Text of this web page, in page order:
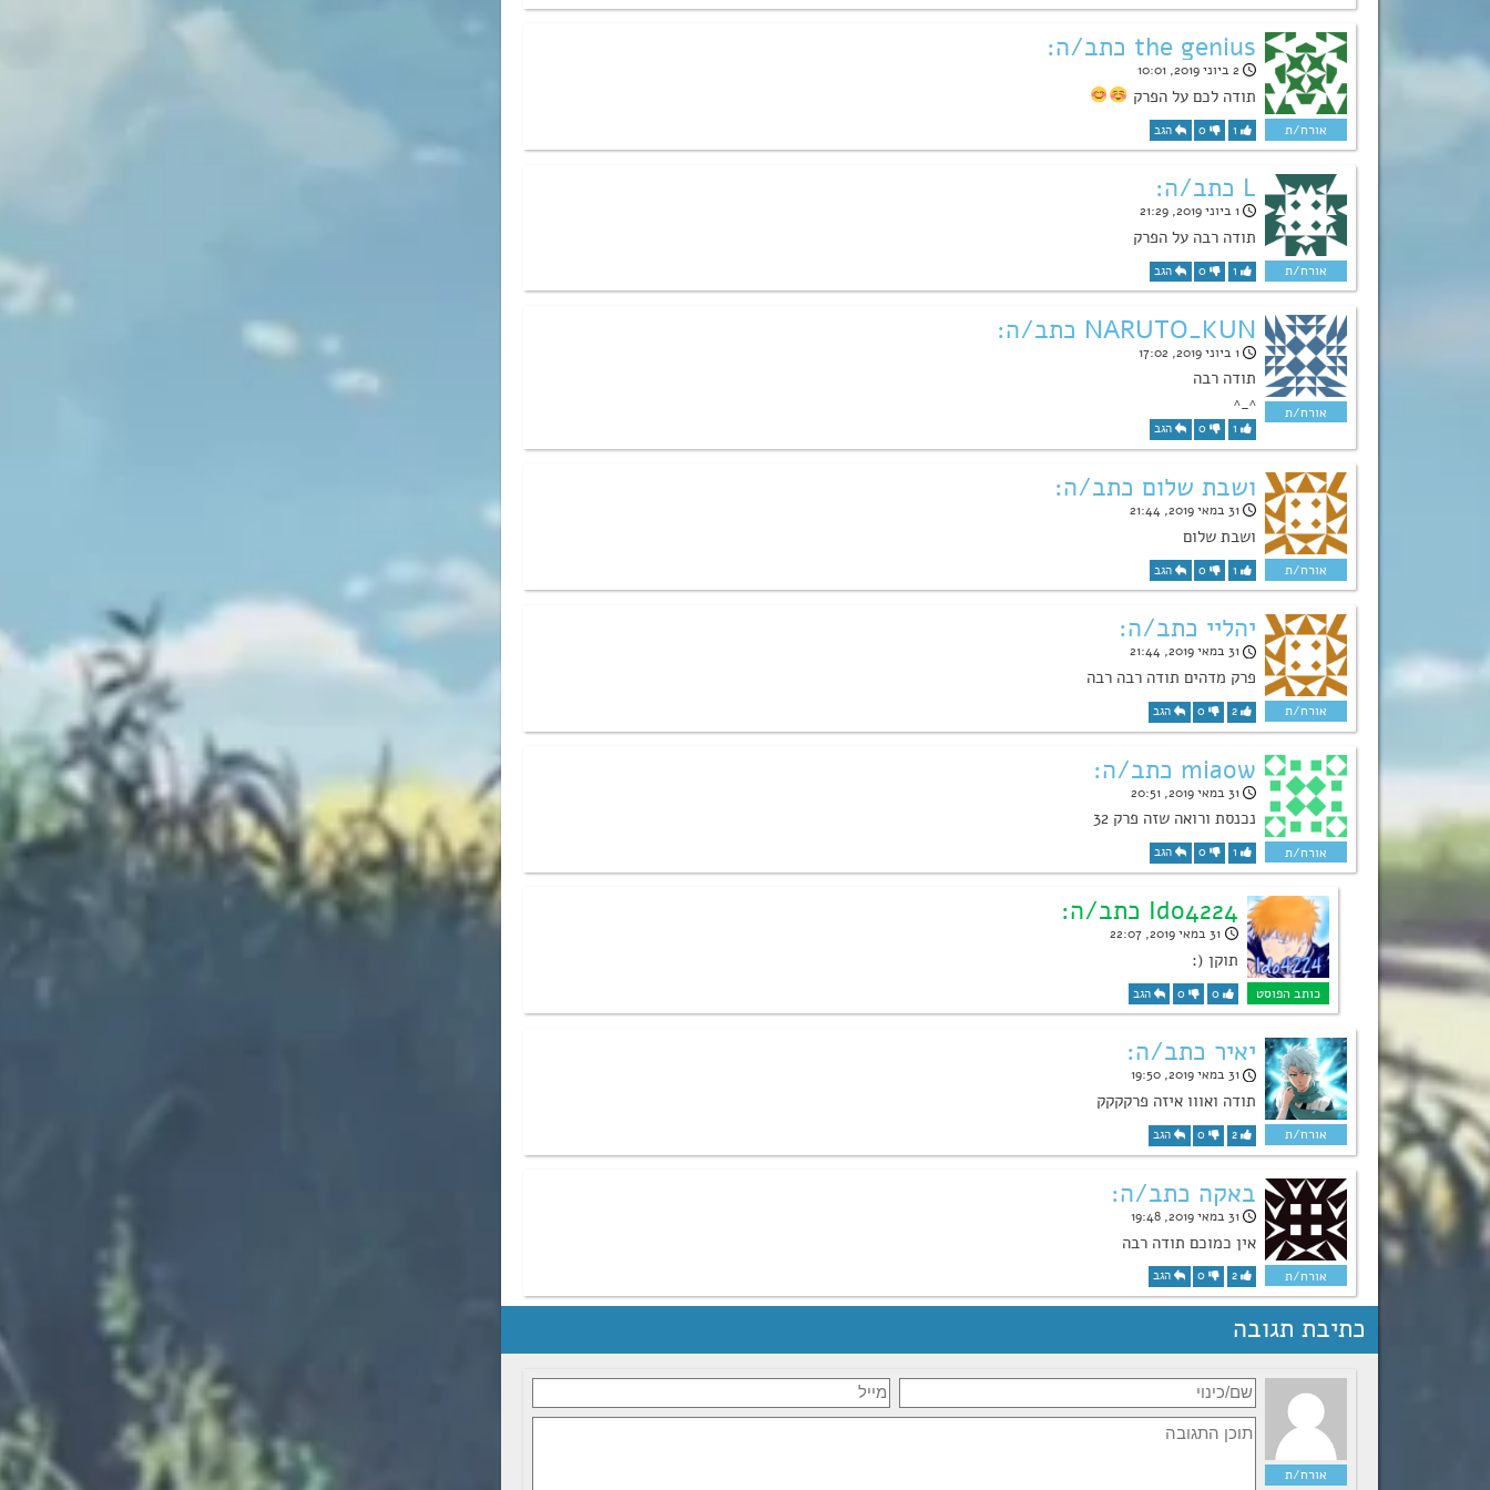
the genius כתב/ה:
2 ביוני 2019, 10:01
תודה לכם על הפרק
1
0 הגב
L כתב/ה:
1 ביוני 2019, 21:29
תודה רבה על הפרק
1
0 הגב
NARUTO_KUN כתב/ה:
1 ביוני 2019, 17:02
תודה רבה
^_^
1
0 הגב
ושבת שלום כתב/ה:
31 במאי 2019, 21:44
ושבת שלום
1
0 הגב
יהליי כתב/ה:
31 במאי 2019, 21:44
פרק מדהים תודה רבה רבה
2
0 הגב
miaow כתב/ה:
31 במאי 2019, 20:51
נכנסת ורואה שזה פרק 32
1
0 הגב
Ido4224 כתב/ה:
31 במאי 2019, 22:07
תוקן (:
0
0 הגב
יאיר כתב/ה:
31 במאי 2019, 19:50
תודה ואווו איזה פרקקקק
2
0 הגב
באקה כתב/ה:
31 במאי 2019, 19:48
אין כמוכם תודה רבה
2
0 הגב
כתיבת תגובה